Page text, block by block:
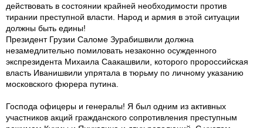
действовать в состоянии крайней необходимости против
тирании преступной власти. Народ и армия в этой ситуации
должны быть едины!
Президент Грузии Саломе Зурабишвили должна
незамедлительно помиловать незаконно осужденного
экспрезидента Михаила Саакашвили, которого пророссийская
власть Иванишвили упрятала в тюрьму по личному указанию
московского фюрера путина.
Господа офицеры и генералы! Я был одним из активных
участников акций гражданского сопротивления преступным